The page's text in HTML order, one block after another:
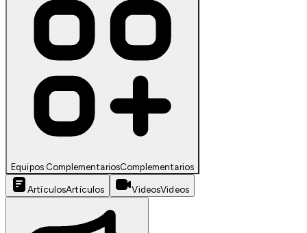
Equipos ComplementariosComplementarios
ArtículosArtículos VideosVideos